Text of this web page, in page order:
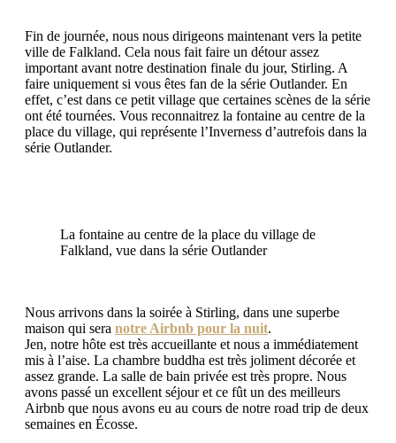
Fin de journée, nous nous dirigeons maintenant vers la petite
ville de Falkland. Cela nous fait faire un détour assez
important avant notre destination finale du jour, Stirling. A
faire uniquement si vous êtes fan de la série Outlander. En
effet, c’est dans ce petit village que certaines scènes de la série
ont été tournées. Vous reconnaitrez la fontaine au centre de la
place du village, qui représente l’Inverness d’autrefois dans la
série Outlander.
La fontaine au centre de la place du village de
Falkland, vue dans la série Outlander
Nous arrivons dans la soirée à Stirling, dans une superbe
maison qui sera notre Airbnb pour la nuit.
Jen, notre hôte est très accueillante et nous a immédiatement
mis à l’aise. La chambre buddha est très joliment décorée et
assez grande. La salle de bain privée est très propre. Nous
avons passé un excellent séjour et ce fût un des meilleurs
Airbnb que nous avons eu au cours de notre road trip de deux
semaines en Écosse.